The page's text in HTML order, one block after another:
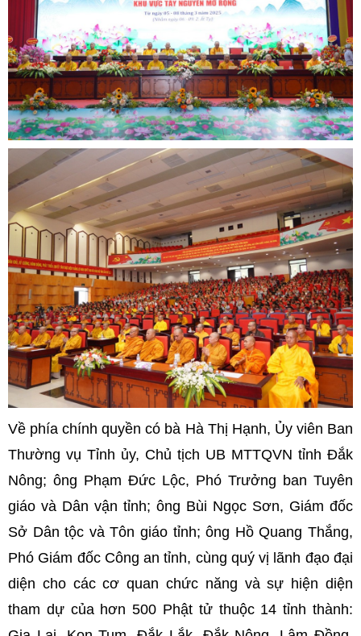
Về phía chính quyền có bà Hà Thị Hạnh, Ủy viên Ban
Thường vụ Tỉnh ủy, Chủ tịch UB MTTQVN tỉnh Đắk
Nông; ông Phạm Đức Lộc, Phó Trưởng ban Tuyên
giáo và Dân vận tỉnh; ông Bùi Ngọc Sơn, Giám đốc
Sở Dân tộc và Tôn giáo tỉnh; ông Hồ Quang Thắng,
Phó Giám đốc Công an tỉnh, cùng quý vị lãnh đạo đại
diện cho các cơ quan chức năng và sự hiện diện
tham dự của hơn 500 Phật tử thuộc 14 tỉnh thành: